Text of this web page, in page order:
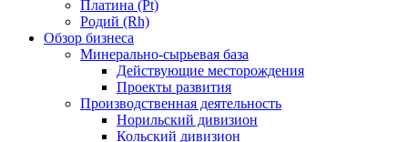
Платина (Pt)
Родий (Rh)
Обзор бизнеса
Минерально-сырьевая база
Действующие месторождения
Проекты развития
Производственная деятельность
Норильский дивизион
Кольский дивизион